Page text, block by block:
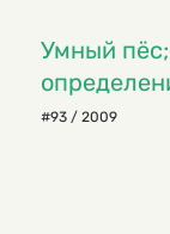
Умный
#93 / 2009